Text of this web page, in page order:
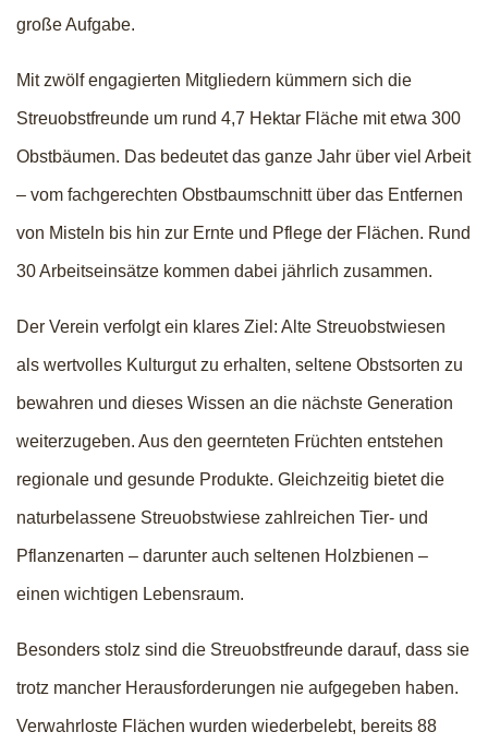
große Aufgabe.
Mit zwölf engagierten Mitgliedern kümmern sich die
Streuobstfreunde um rund 4,7 Hektar Fläche mit etwa 300
Obstbäumen. Das bedeutet das ganze Jahr über viel Arbeit
– vom fachgerechten Obstbaumschnitt über das Entfernen
von Misteln bis hin zur Ernte und Pflege der Flächen. Rund
30 Arbeitseinsätze kommen dabei jährlich zusammen.
Der Verein verfolgt ein klares Ziel: Alte Streuobstwiesen
als wertvolles Kulturgut zu erhalten, seltene Obstsorten zu
bewahren und dieses Wissen an die nächste Generation
weiterzugeben. Aus den geernteten Früchten entstehen
regionale und gesunde Produkte. Gleichzeitig bietet die
naturbelassene Streuobstwiese zahlreichen Tier- und
Pflanzenarten – darunter auch seltenen Holzbienen –
einen wichtigen Lebensraum.
Besonders stolz sind die Streuobstfreunde darauf, dass sie
trotz mancher Herausforderungen nie aufgegeben haben.
Verwahrloste Flächen wurden wiederbelebt, bereits 88